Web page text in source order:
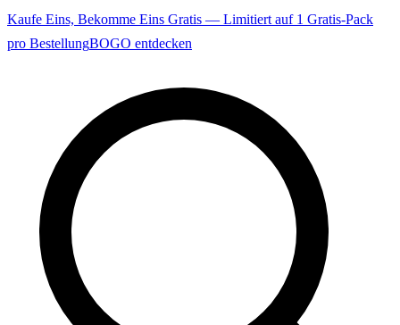
Kaufe Eins, Bekomme Eins Gratis — Limitiert auf 1 Gratis-Pack
pro BestellungBOGO entdecken